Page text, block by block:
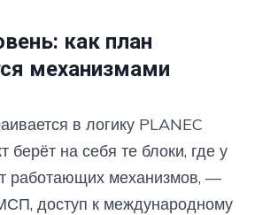
как план
механизмами
в логику PLANEC
берёт на себя те блоки, где у
работающих механизмов, —
доступ к международному